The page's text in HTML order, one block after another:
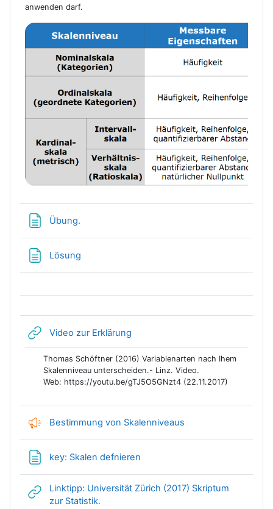
anwenden darf.
Übung.
Lösung
Video zur Erklärung
Thomas Schöftner (2016) Variablenarten nach Ihem
Skalenniveau unterscheiden.- Linz. Video.
Web: https://youtu.be/gTJ5O5GNzt4 (22.11.2017)
Bestimmung von Skalenniveaus
key: Skalen defnieren
Linktipp: Universität Zürich (2017) Skriptum
zur Statistik.